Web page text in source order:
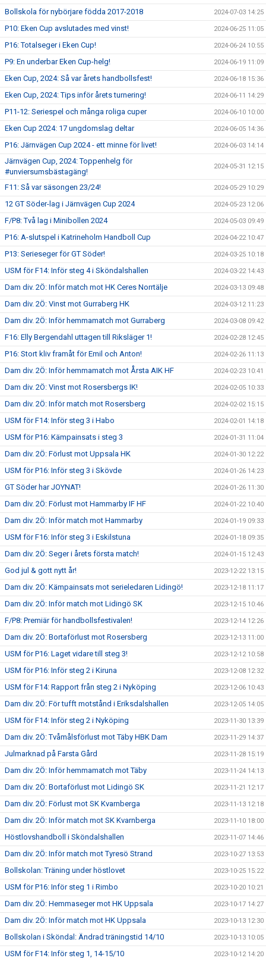
Bollskola för nybörjare födda 2017-2018 2024-07-03 14:25
P10: Eken Cup avslutades med vinst! 2024-06-25 11:05
P16: Totalseger i Eken Cup! 2024-06-24 10:55
P9: En underbar Eken Cup-helg! 2024-06-19 11:09
Eken Cup, 2024: Så var årets handbollsfest! 2024-06-18 15:36
Eken Cup, 2024: Tips inför årets turnering! 2024-06-11 14:29
P11-12: Seriespel och många roliga cuper 2024-06-10 10:00
Eken Cup 2024: 17 ungdomslag deltar 2024-06-05 14:36
P16: Järnvägen Cup 2024 - ett minne för livet! 2024-06-03 14:14
Järnvägen Cup, 2024: Toppenhelg för
#unviersumsbästagäng!
2024-05-31 12:15
F11: Så var säsongen 23/24! 2024-05-29 10:29
12 GT Söder-lag i Järnvägen Cup 2024 2024-05-23 12:06
F/P8: Två lag i Minibollen 2024 2024-05-03 09:49
P16: A-slutspel i Katrineholm Handboll Cup 2024-04-22 10:47
P13: Serieseger för GT Söder! 2024-03-25 10:18
USM för F14: Inför steg 4 i Sköndalshallen 2024-03-22 14:43
Dam div. 2Ö: Inför match mot HK Ceres Norrtälje 2024-03-13 09:48
Dam div. 2Ö: Vinst mot Gurraberg HK 2024-03-12 11:23
Dam div. 2Ö: Inför hemmamatch mot Gurraberg 2024-03-08 09:42
F16: Elly Bergendahl uttagen till Riksläger 1! 2024-02-28 12:45
P16: Stort kliv framåt för Emil och Anton! 2024-02-26 11:13
Dam div. 2Ö: Inför hemmamatch mot Årsta AIK HF 2024-02-23 10:41
Dam div. 2Ö: Vinst mot Rosersbergs IK! 2024-02-05 10:33
Dam div. 2Ö: Inför match mot Rosersberg 2024-02-02 15:15
USM för F14: Inför steg 3 i Habo 2024-02-01 14:18
USM för P16: Kämpainsats i steg 3 2024-01-31 11:04
Dam div. 2Ö: Förlust mot Uppsala HK 2024-01-30 12:22
USM för P16: Inför steg 3 i Skövde 2024-01-26 14:23
GT Söder har JOYNAT! 2024-01-26 11:30
Dam div. 2Ö: Förlust mot Hammarby IF HF 2024-01-22 10:40
Dam div. 2Ö: Inför match mot Hammarby 2024-01-19 09:33
USM för F16: Inför steg 3 i Eskilstuna 2024-01-18 09:35
Dam div. 2Ö: Seger i årets första match! 2024-01-15 12:43
God jul & gott nytt år! 2023-12-22 13:15
Dam div. 2Ö: Kämpainsats mot serieledaren Lidingö! 2023-12-18 11:17
Dam div. 2Ö: Inför match mot Lidingö SK 2023-12-15 10:46
F/P8: Premiär för handbollsfestivalen! 2023-12-14 12:26
Dam div. 2Ö: Bortaförlust mot Rosersberg 2023-12-13 11:00
USM för P16: Laget vidare till steg 3! 2023-12-12 10:58
USM för P16: Inför steg 2 i Kiruna 2023-12-08 12:32
USM för F14: Rapport från steg 2 i Nyköping 2023-12-06 10:43
Dam div. 2Ö: För tufft motstånd i Eriksdalshallen 2023-12-05 14:05
USM för F14: Inför steg 2 i Nyköping 2023-11-30 13:39
Dam div. 2Ö: Tvåmålsförlust mot Täby HBK Dam 2023-11-29 14:37
Julmarknad på Farsta Gård 2023-11-28 15:19
Dam div. 2Ö: Inför hemmamatch mot Täby 2023-11-24 14:13
Dam div. 2Ö: Bortaförlust mot Lidingö SK 2023-11-21 12:17
Dam div. 2Ö: Förlust mot SK Kvarnberga 2023-11-13 12:18
Dam div. 2Ö: Inför match mot SK Kvarnberga 2023-11-10 18:00
Höstlovshandboll i Sköndalshallen 2023-11-07 14:46
Dam div. 2Ö: Inför match mot Tyresö Strand 2023-10-27 13:53
Bollskolan: Träning under höstlovet 2023-10-25 15:22
USM för P16: Inför steg 1 i Rimbo 2023-10-20 10:21
Dam div. 2Ö: Hemmaseger mot HK Uppsala 2023-10-17 14:27
Dam div. 2Ö: Inför match mot HK Uppsala 2023-10-13 12:30
Bollskolan i Sköndal: Ändrad träningstid 14/10 2023-10-13 10:05
USM för F14: Inför steg 1, 14-15/10 2023-10-12 14:20